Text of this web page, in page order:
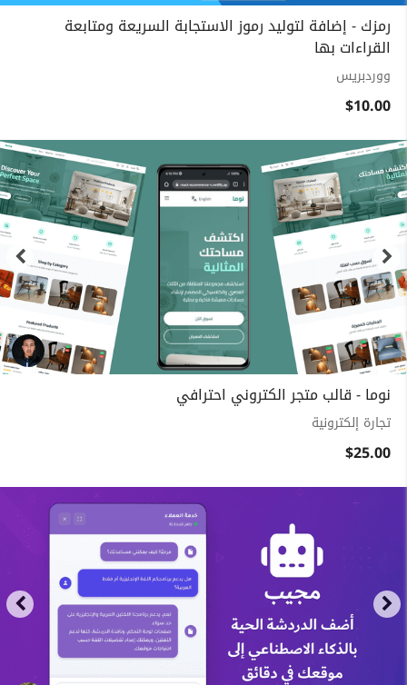
رمزك - إضافة لتوليد رموز الاستجابة السريعة ومتابعة
القراءات بها
ووردبريس
$10.00
نوما - قالب متجر الكتروني احترافي
تجارة إلكترونية
$25.00